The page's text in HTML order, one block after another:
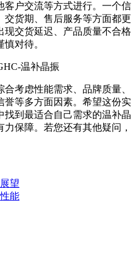
客户交流等方式进行。一个信
货期、售后服务等方面都更
交货延迟、产品质量不合格
对待。
考虑性能需求、品牌质量、
誉等多方面因素。希望这份实
找到最适合自己需求的温补晶
保障。若您还有其他疑问，
望
能